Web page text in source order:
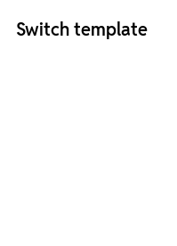
Switch template